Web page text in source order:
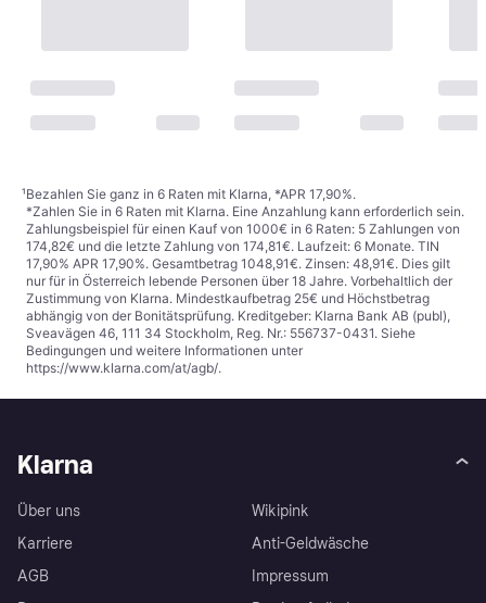
¹Bezahlen Sie ganz in 6 Raten mit Klarna, *APR 17,90%.
*Zahlen Sie in 6 Raten mit Klarna. Eine Anzahlung kann erforderlich sein.
Zahlungsbeispiel für einen Kauf von 1000€ in 6 Raten: 5 Zahlungen von
174,82€ und die letzte Zahlung von 174,81€. Laufzeit: 6 Monate. TIN
17,90% APR 17,90%. Gesamtbetrag 1048,91€. Zinsen: 48,91€. Dies gilt
nur für in Österreich lebende Personen über 18 Jahre. Vorbehaltlich der
Zustimmung von Klarna. Mindestkaufbetrag 25€ und Höchstbetrag
abhängig von der Bonitätsprüfung. Kreditgeber: Klarna Bank AB (publ),
Sveavägen 46, 111 34 Stockholm, Reg. Nr.: 556737-0431. Siehe
Bedingungen und weitere Informationen unter
https://www.klarna.com/at/agb/.
Klarna
Über uns
Karriere
AGB
Wikipink
Anti-Geldwäsche
Impressum